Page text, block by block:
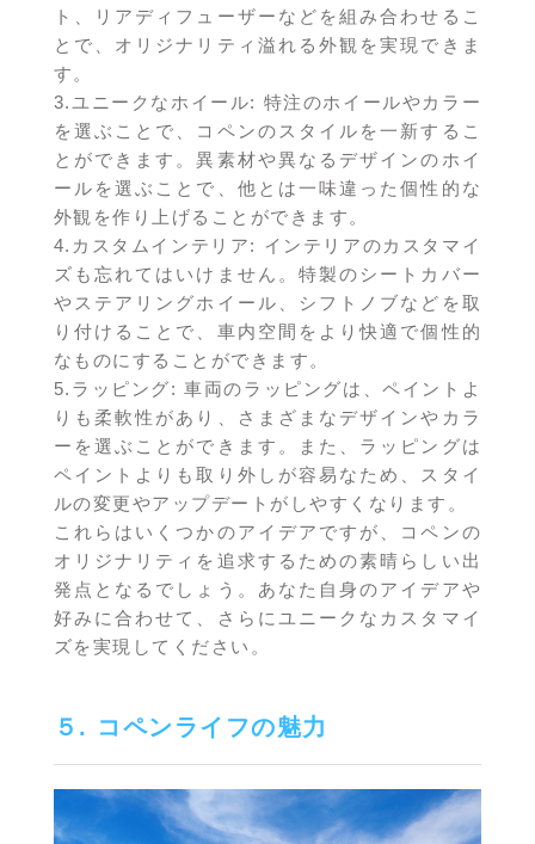
ト、リアディフューザーなどを組み合わせるこ
とで、オリジナリティ溢れる外観を実現できま
す。
3.ユニークなホイール: 特注のホイールやカラー
を選ぶことで、コペンのスタイルを一新するこ
とができます。異素材や異なるデザインのホイ
ールを選ぶことで、他とは一味違った個性的な
外観を作り上げることができます。
4.カスタムインテリア: インテリアのカスタマイ
ズも忘れてはいけません。特製のシートカバー
やステアリングホイール、シフトノブなどを取
り付けることで、車内空間をより快適で個性的
なものにすることができます。
5.ラッピング: 車両のラッピングは、ペイントよ
りも柔軟性があり、さまざまなデザインやカラ
ーを選ぶことができます。また、ラッピングは
ペイントよりも取り外しが容易なため、スタイ
ルの変更やアップデートがしやすくなります。
これらはいくつかのアイデアですが、コペンの
オリジナリティを追求するための素晴らしい出
発点となるでしょう。あなた自身のアイデアや
好みに合わせて、さらにユニークなカスタマイ
ズを実現してください。
５. コペンライフの魅力